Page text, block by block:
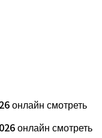
онлайн смотреть
онлайн смотреть